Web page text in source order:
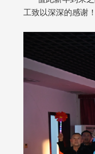
工致以深深的感谢